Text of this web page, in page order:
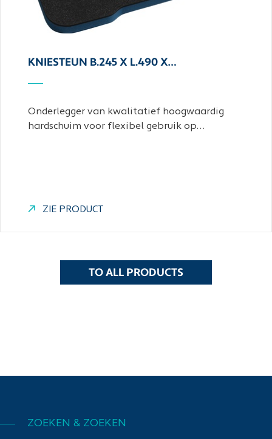
KNIESTEUN B.245 X L.490 X…
Onderlegger van kwalitatief hoogwaardig
hardschuim voor flexibel gebruik op…
ZIE PRODUCT
TO ALL PRODUCTS
ZOEKEN & ZOEKEN